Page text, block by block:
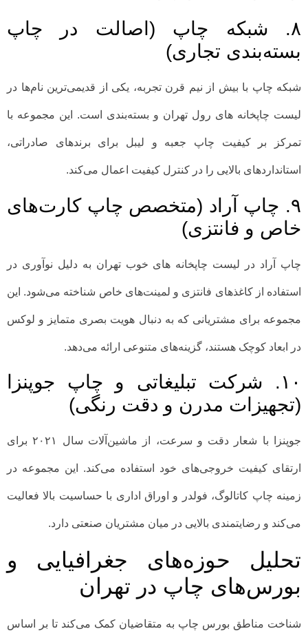
۸. شبکه چاپ (اصالت در چاپ
بسته‌بندی تجاری)
شبکه چاپ با بیش از نیم قرن تجربه، یکی از قدیمی‌ترین نام‌ها در
لیست چاپخانه های رول تهران و بسته‌بندی است. این مجموعه با
تمرکز بر کیفیت چاپ جعبه و لیبل برای برندهای صادراتی،
استانداردهای بالایی را در کنترل کیفیت اعمال می‌کند.
۹. چاپ آراد (متخصص چاپ کارت‌های
خاص و فانتزی)
چاپ آراد در لیست چاپخانه های خوب تهران به دلیل نوآوری در
استفاده از کاغذهای فانتزی و لمینت‌های خاص شناخته می‌شود. این
مجموعه برای مشتریانی که به دنبال هویت بصری متمایز و لوکس
در ابعاد کوچک هستند، گزینه‌های متنوعی ارائه می‌دهد.
۱۰. شرکت تبلیغاتی و چاپ جوپنزا
(تجهیزات مدرن و دقت رنگی)
جوپنزا با شعار دقت و سرعت، از ماشین‌آلات سال ۲۰۲۱ برای
ارتقای کیفیت خروجی‌های خود استفاده می‌کند. این مجموعه در
زمینه چاپ کاتالوگ، فولدر و اوراق اداری با حساسیت بالا فعالیت
می‌کند و رضایتمندی بالایی در میان مشتریان صنعتی دارد.
تحلیل حوزه‌های جغرافیایی و
بورس‌های چاپ در تهران
شناخت مناطق بورس چاپ به متقاضیان کمک می‌کند تا بر اساس